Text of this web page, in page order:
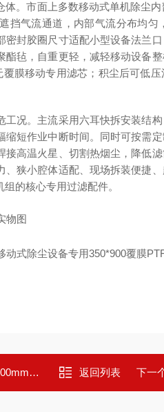
。市面上多数移动式单机除尘
挡气流通道，内部气流分布均
封胶圈尺寸适配小型设备法兰
毡，自重更轻，减轻移动设备
膜移动专用滤芯；积尘后可低
况。主流采用六耳快拆安装结
短作业中断时间。同时可按需
高温火星、切割热烟尘，降低
狭小腔体适配、现场拆装便捷
的核心专用过滤配件。
物图
覆膜 返回列表 下一